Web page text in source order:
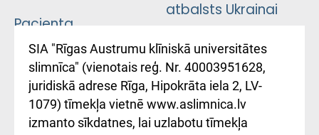
Pacienta
atsauksmju/sūdzību
iesniegšanas
kārtība
Kā pie mums nokļūt
atbalsts Ukrainai
Підтримка Східної
лікарні та співпраця з
Україною
SIA "Rīgas Austrumu klīniskā universitātes
slimnīca" (vienotais reģ. Nr. 40003951628,
juridiskā adrese Rīga, Hipokrāta iela 2, LV-
1079) tīmekļa vietnē www.aslimnica.lv
izmanto sīkdatnes, lai uzlabotu tīmekļa